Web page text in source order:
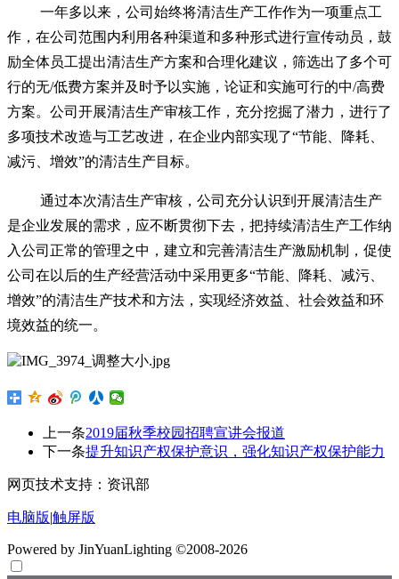
一年多以来，公司始终将清洁生产工作作为一项重点工
作，在公司范围内利用各种渠道和多种形式进行宣传动员，鼓
励全体员工提出清洁生产方案和合理化建议，筛选出了多个可
行的无/低费方案并及时予以实施，论证和实施可行的中/高费
方案。公司开展清洁生产审核工作，充分挖掘了潜力，进行了
多项技术改造与工艺改进，在企业内部实现了“节能、降耗、
减污、增效”的清洁生产目标。
通过本次清洁生产审核，公司充分认识到开展清洁生产
是企业发展的需求，应不断贯彻下去，把持续清洁生产工作纳
入公司正常的管理之中，建立和完善清洁生产激励机制，促使
公司在以后的生产经营活动中采用更多“节能、降耗、减污、
增效”的清洁生产技术和方法，实现经济效益、社会效益和环
境效益的统一。
上一条2019届秋季校园招聘宣讲会报道
下一条提升知识产权保护意识，强化知识产权保护能力
网页技术支持：资讯部
电脑版|触屏版
Powered by JinYuanLighting ©2008-2026